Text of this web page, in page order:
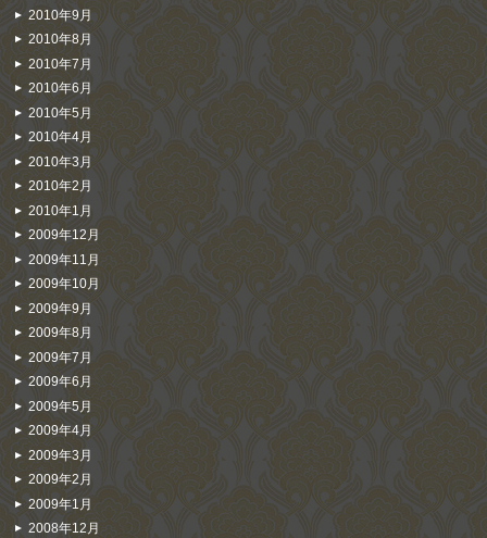
2010年9月
2010年8月
2010年7月
2010年6月
2010年5月
2010年4月
2010年3月
2010年2月
2010年1月
2009年12月
2009年11月
2009年10月
2009年9月
2009年8月
2009年7月
2009年6月
2009年5月
2009年4月
2009年3月
2009年2月
2009年1月
2008年12月